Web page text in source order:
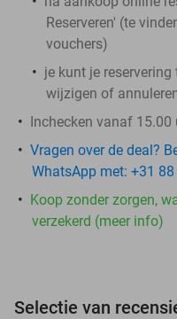
Reserveren' (te
vouchers)
je kunt je
wijzigen of
​Inchecken vanaf
Vragen over de deal?
WhatsApp met: +31
Koop zonder zorgen,
verzekerd (meer info)
Selectie van